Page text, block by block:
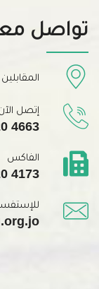
تواصل
إتصل
4663
الفاكس
4173